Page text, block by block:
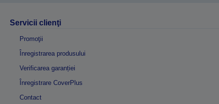
Servicii clienţi
Promoţii
Înregistrarea produsului
Verificarea garanției
Înregistrare CoverPlus
Contact